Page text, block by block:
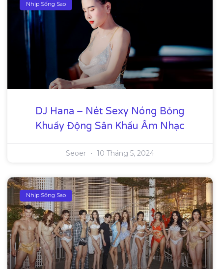
Nhịp Sống Sao
DJ Hana – Nét Sexy Nóng Bỏng
Khuấy Động Sân Khấu Âm Nhạc
Seoer 10 Tháng 5, 2024
Nhịp Sống Sao